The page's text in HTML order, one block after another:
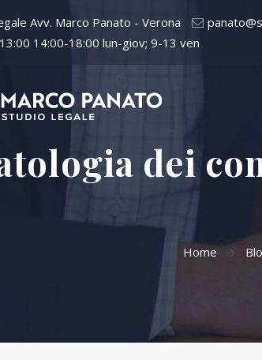
Avv. Marco Panato - Verona
14:00-18:00 lun-giov; 9-13 ven
dei
Home